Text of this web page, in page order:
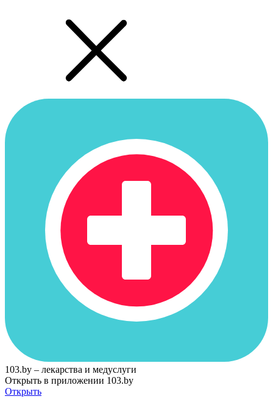
103.by – лекарства и медуслуги
Открыть в приложении 103.by
Открыть